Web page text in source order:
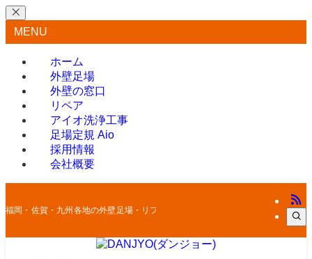
MENU
ホーム
外壁足場
外壁の窓口
リペア
アイオ洗浄工事
足場定規 Aio
採用情報
会社概要
福岡・佐賀・九州各地の外壁足場・リフォームはお任せください